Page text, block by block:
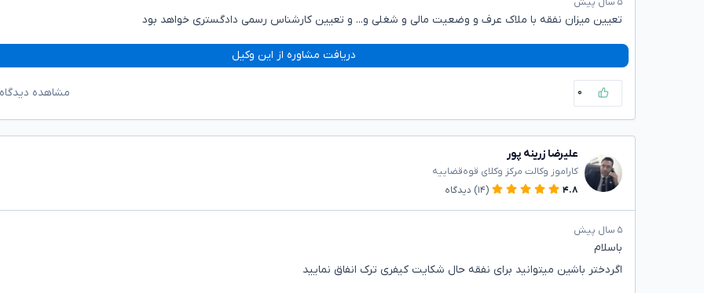
تعیین میزان نفقه با ملاک عرف و وضعیت مالی و شغلی و... و تعیین کارشناس رسمی دادگستری خواهد بود
دریافت مشاوره از این وکیل
۰ مشاهده
علیرضا زرینه پور
کاراموز وکالت مرکز وکلای قوه‌قضاییه
۴.۸
(۱۴) دیدگاه
۵ سال پیش
باسلام
اگردختر باشین میتوانید برای نفقه حال شکایت کیفری ترک انفاق نمایید